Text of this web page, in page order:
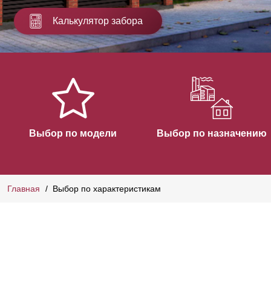
Калькулятор забора
Выбор по модели Выбор по назначению
Главная Выбор по характеристикам